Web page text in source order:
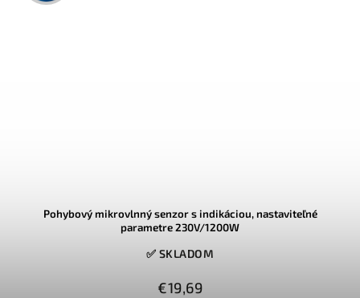
Pohybový mikrovlnný senzor s indikáciou, nastaviteľné
parametre 230V/1200W
✅ SKLADOM
€19,69